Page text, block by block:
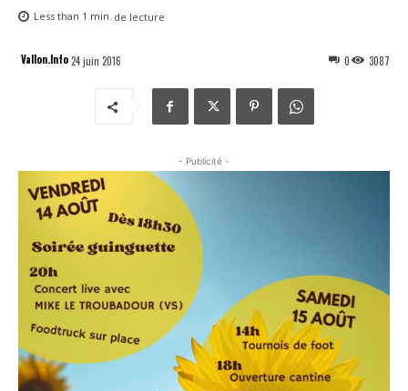
Less than 1 min. de lecture
Vallon.Info24 juin 2016 3087
0
- Publicité -